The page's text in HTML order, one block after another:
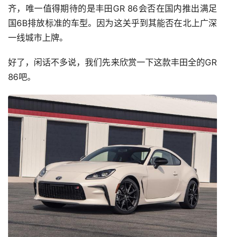
齐，唯一值得期待的是丰田GR 86会否在国内推出满足
国6B排放标准的车型。因为这关乎到其能否在北上广深
一线城市上牌。
好了，闲话不多说，我们先来欣赏一下这款丰田全的GR
86吧。